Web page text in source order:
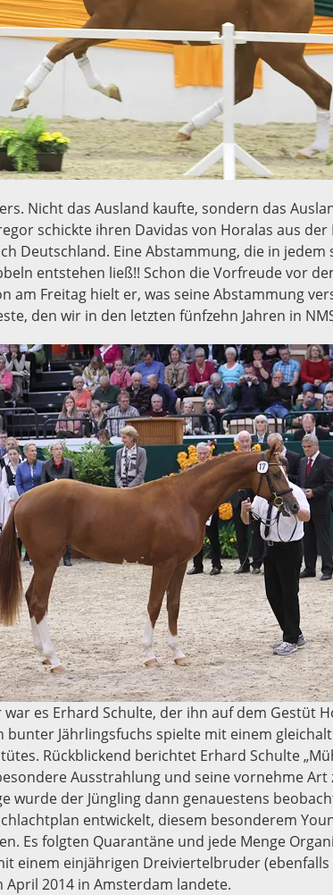
Nicht das Ausland kaufte, sondern das
schickte ihren Davidas von Horalas aus
Deutschland. Eine Abstammung, die in
entstehen ließ!! Schon die Vorfreude vor
am Freitag hielt er, was seine Abstammung
den wir in den letzten fünfzehn Jahren in
war es Erhard Schulte, der ihn auf dem Gestüt
bunter Jährlingsfuchs spielte mit einem
Rückblickend berichtet Erhard Schulte
Ausstrahlung und seine vornehme
wurde der Jüngling dann genauestens
entwickelt, diesem besonderem
Es folgten Quarantäne und jede Menge
einem einjährigen Dreiviertelbruder
2014 in Amsterdam landete.